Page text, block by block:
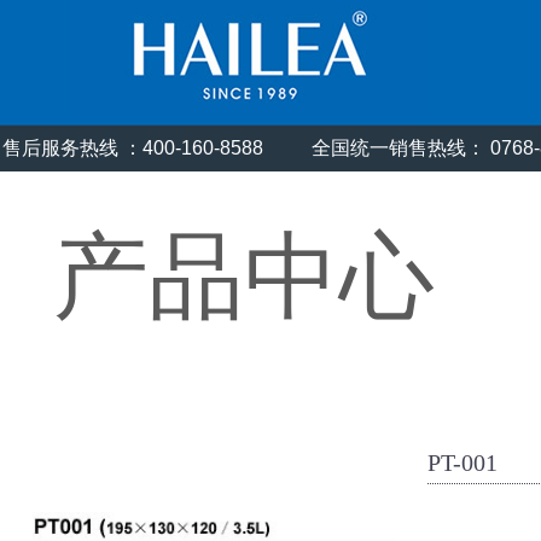
产品中心
PT-001
售后服务热线 ：400-160-8588 全国统一销售热线：